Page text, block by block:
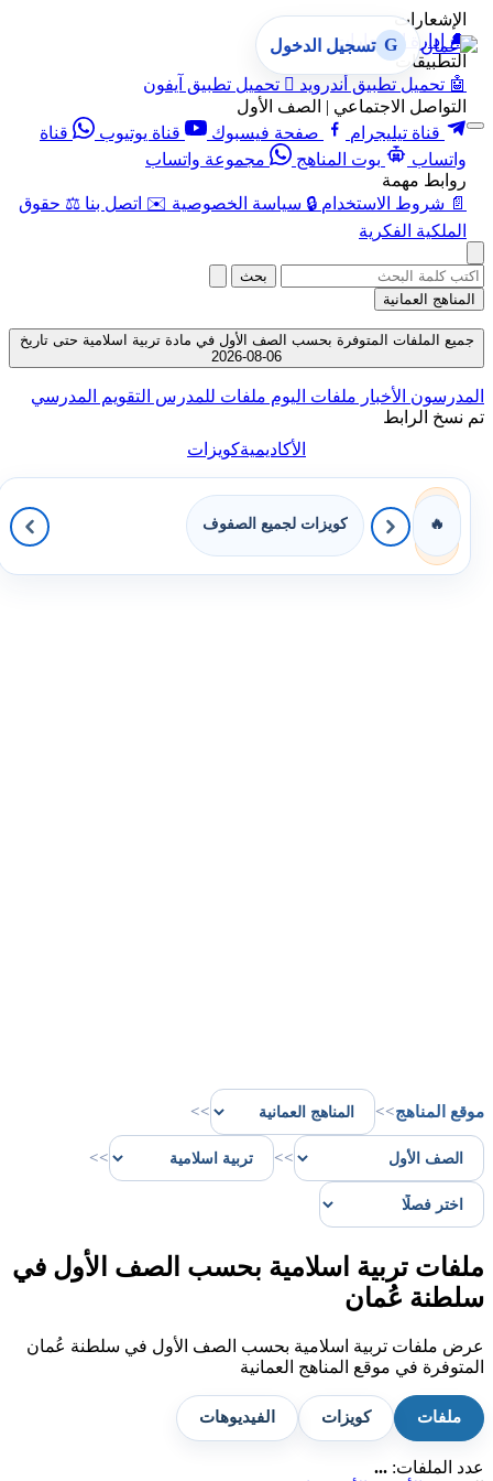
الإشعارات
🔔 إدارة الإشعارات
التطبيقات
🤖 تحميل تطبيق أندرويد  تحميل تطبيق آيفون
التواصل الاجتماعي | الصف الأول
قناة تيليجرام
صفحة فيسبوك قناة يوتيوب
قناة
واتساب
بوت المناهج
مجموعة واتساب
روابط مهمة
📄 شروط الاستخدام 🔒 سياسة الخصوصية ✉️ اتصل بنا ⚖️ حقوق
الملكية الفكرية
G تسجيل الدخول
بحث
المناهج العمانية
جميع الملفات المتوفرة بحسب الصف الأول في مادة تربية اسلامية حتى تاريخ
06-08-2026
المدرسون الأخبار ملفات اليوم ملفات للمدرس التقويم المدرسي
تم نسخ الرابط
الأكاديميةكويزات
🔥 كويزات لجميع الصفوف
موقع المناهج>>
>>
>>
>>
ملفات تربية اسلامية بحسب الصف الأول في
سلطنة عُمان
عرض ملفات تربية اسلامية بحسب الصف الأول في سلطنة عُمان
المتوفرة في موقع المناهج العمانية
ملفات كويزات الفيديوهات
عدد الملفات: ...